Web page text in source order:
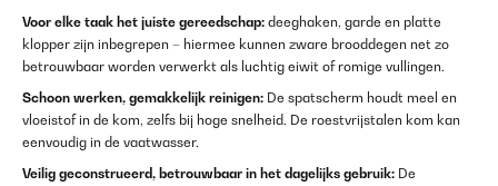
Voor elke taak het juiste gereedschap: deeghaken, garde en platte
klopper zijn inbegrepen – hiermee kunnen zware brooddegen net zo
betrouwbaar worden verwerkt als luchtig eiwit of romige vullingen.
Schoon werken, gemakkelijk reinigen: De spatscherm houdt meel en
vloeistof in de kom, zelfs bij hoge snelheid. De roestvrijstalen kom kan
eenvoudig in de vaatwasser.
Veilig geconstrueerd, betrouwbaar in het dagelijks gebruik: De